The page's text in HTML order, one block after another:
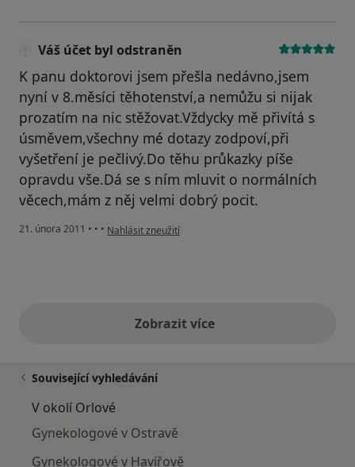
Váš účet byl odstraněn
K panu doktorovi jsem přešla nedávno,jsem
nyní v 8.měsíci těhotenství,a nemůžu si nijak
prozatím na nic stěžovat.Vždycky mě přivítá s
úsměvem,všechny mé dotazy zodpoví,při
vyšetření je pečlivý.Do těhu průkazky píše
opravdu vše.Dá se s ním mluvit o normálních
věcech,mám z něj velmi dobrý pocit.
21. února 2011 • • • podle názoru uživatele Váš účet byl odstraněn
Nahlásit zneužití
Zobrazit vícevýše uvedené názory
Související vyhledávání
V okolí Orlové
Gynekologové v Ostravě
Gynekologové v Havířově